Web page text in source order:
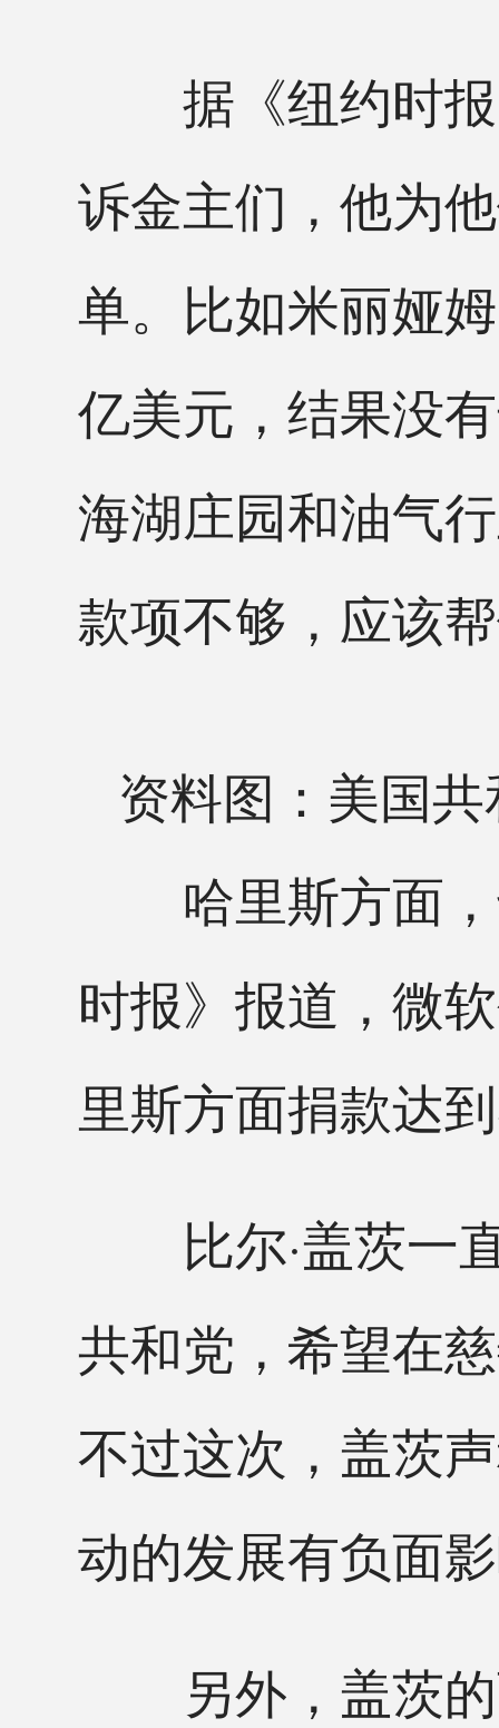
据《纽约时报
诉金主们，他为
单。比如米丽娅
亿美元，结果没
海湖庄园和油气
款项不够，应该
资料图：美国
哈里斯方面，
时报》报道，微
里斯方面捐款达
比尔·盖茨一直
共和党，希望在
不过这次，盖茨
动的发展有负面
另外，盖茨的